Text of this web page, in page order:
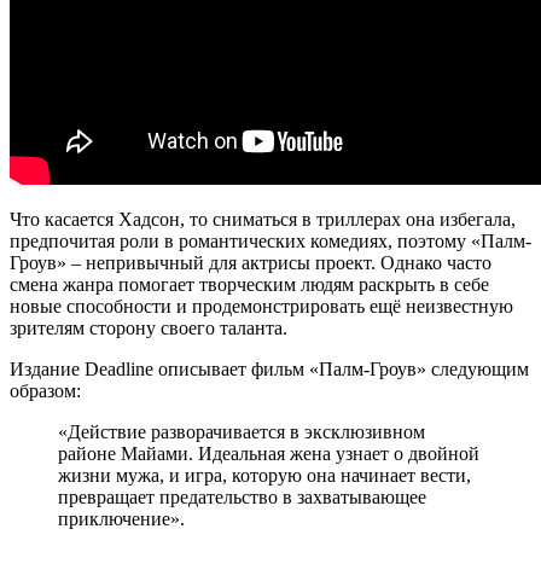
Что касается Хадсон, то сниматься в триллерах она избегала,
предпочитая роли в романтических комедиях, поэтому «Палм-
Гроув» – непривычный для актрисы проект. Однако часто
смена жанра помогает творческим людям раскрыть в себе
новые способности и продемонстрировать ещё неизвестную
зрителям сторону своего таланта.
Издание Deadline описывает фильм «Палм-Гроув» следующим
образом:
«Действие разворачивается в эксклюзивном
районе Майами. Идеальная жена узнает о двойной
жизни мужа, и игра, которую она начинает вести,
превращает предательство в захватывающее
приключение».